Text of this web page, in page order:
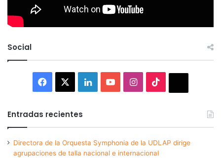
Social
Facebook LinkedInYouTubeInstagram
Entradas recientes
Directora de la Orquesta Symphonia de la UDLAP dirige
agrupaciones de talla nacional e internacional